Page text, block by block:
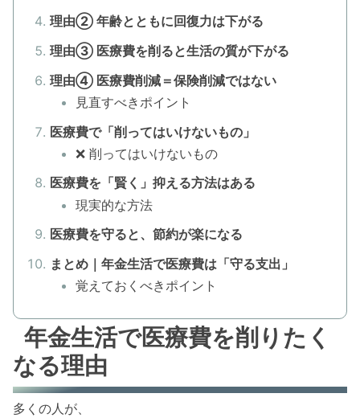
理由② 年齢とともに回復力は下がる
理由③ 医療費を削ると生活の質が下がる
理由④ 医療費削減＝保険削減ではない
見直すべきポイント
医療費で「削ってはいけないもの」
❌ 削ってはいけないもの
医療費を「賢く」抑える方法はある
現実的な方法
医療費を守ると、節約が楽になる
まとめ｜年金生活で医療費は「守る支出」
覚えておくべきポイント
年金生活で医療費を削りたく
なる理由
多くの人が、